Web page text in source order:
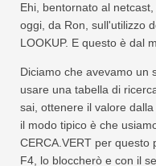
Ehi, bentornato al
oggi, da Ron, sull'utilizzo
LOOKUP. E questo è dal
Diciamo che avevamo un
usare una tabella di
sai, ottenere il valore
il modo tipico è che
CERCA.VERT per
F4, lo bloccherò e con il